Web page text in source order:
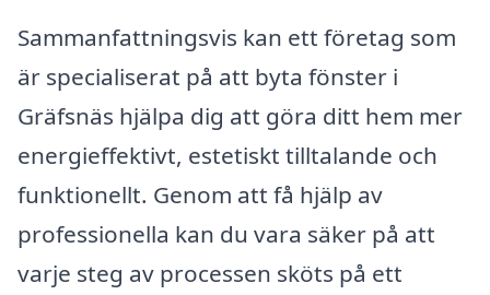
Sammanfattningsvis kan ett företag som
är specialiserat på att byta fönster i
Gräfsnäs hjälpa dig att göra ditt hem mer
energieffektivt, estetiskt tilltalande och
funktionellt. Genom att få hjälp av
professionella kan du vara säker på att
varje steg av processen sköts på ett